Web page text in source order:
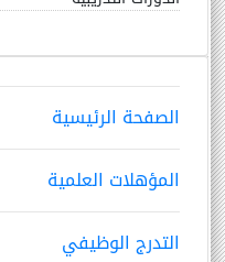
الصفحة الرئيسية
المؤهلات العلمية
التدرج الوظيفي